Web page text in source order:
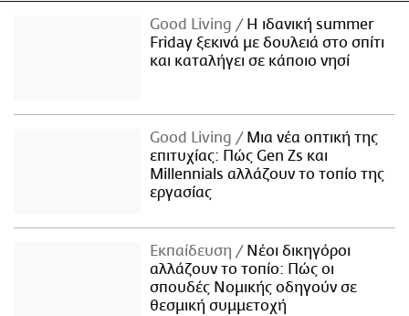
Good Living
Η ιδανική summer
Friday ξεκινά με δουλειά στο σπίτι
και καταλήγει σε κάποιο νησί
Good Living
Μια νέα οπτική της
επιτυχίας: Πώς Gen Zs και
Millennials αλλάζουν το τοπίο της
εργασίας
Εκπαίδευση
Νέοι δικηγόροι
αλλάζουν το τοπίο: Πώς οι
σπουδές Νομικής οδηγούν σε
θεσμική συμμετοχή